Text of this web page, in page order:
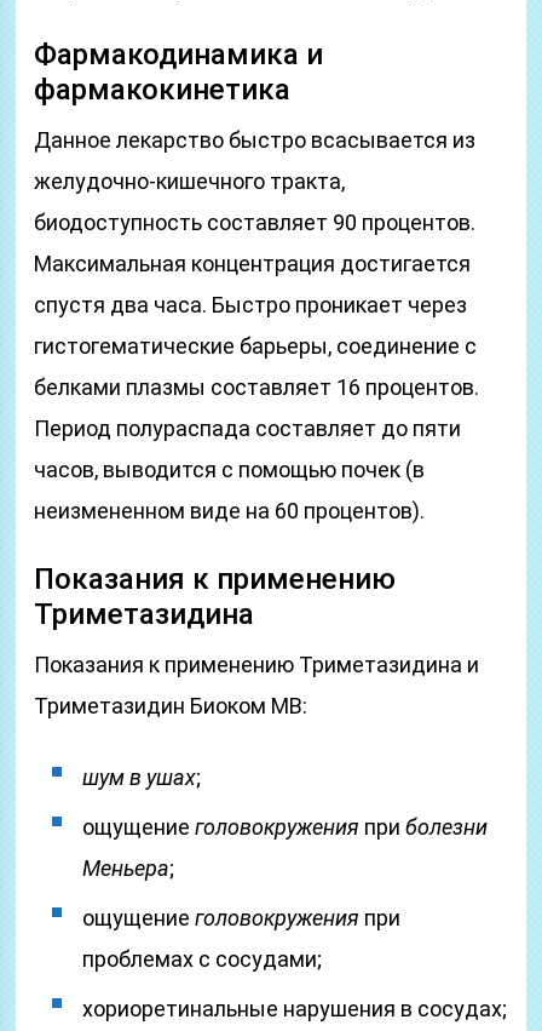
Фармакодинамика и
фармакокинетика
Данное лекарство быстро всасывается из
желудочно-кишечного тракта,
биодоступность составляет 90 процентов.
Максимальная концентрация достигается
спустя два часа. Быстро проникает через
гистогематические барьеры, соединение с
белками плазмы составляет 16 процентов.
Период полураспада составляет до пяти
часов, выводится с помощью почек (в
неизмененном виде на 60 процентов).
Показания к применению
Триметазидина
Показания к применению Триметазидина и
Триметазидин Биоком МВ:
шум в ушах;
ощущениеголовокружения приболезни
Меньера;
ощущениеголовокружения при
проблемах с сосудами;
хориоретинальные нарушения в сосудах;